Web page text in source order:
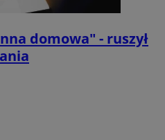
domowa" - ruszył